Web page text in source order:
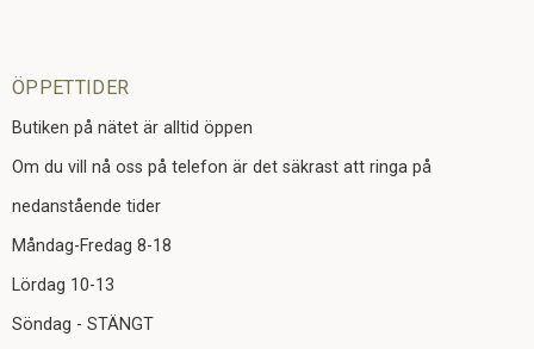
ÖPPETTIDER
Butiken på nätet är alltid öppen
Om du vill nå oss på telefon är det säkrast att ringa på
nedanstående tider
Måndag-Fredag 8-18
Lördag 10-13
Söndag - STÄNGT